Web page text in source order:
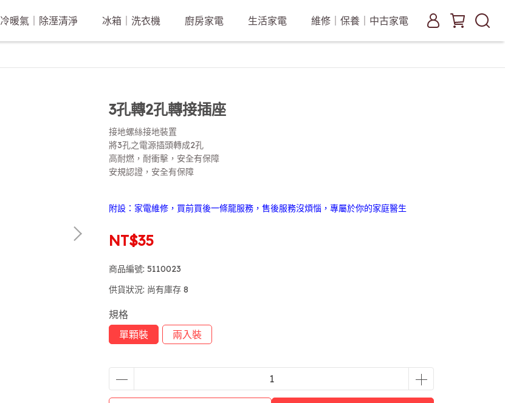
冷暖氣｜除溼清淨 冰箱｜洗衣機 廚房家電 生活家電 維修｜保養｜中古家電
3孔轉2孔轉接插座
接地螺絲接地裝置
將3孔之電源插頭轉成2孔
高耐燃，耐衝擊，安全有保障
安規認證，安全有保障
附設：家電維修，買前買後一條龍服務，售後服務沒煩惱，專屬於你的家庭醫生
NT$35
商品編號: 5110023
供貨狀況: 尚有庫存 8
規格
單顆裝
兩入裝